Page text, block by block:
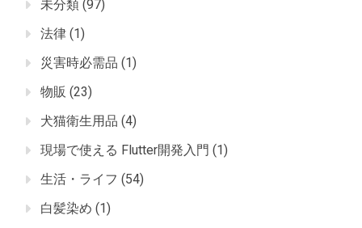
未分類 (97)
法律 (1)
災害時必需品 (1)
物販 (23)
犬猫衛生用品 (4)
現場で使える Flutter開発入門 (1)
生活・ライフ (54)
白髪染め (1)